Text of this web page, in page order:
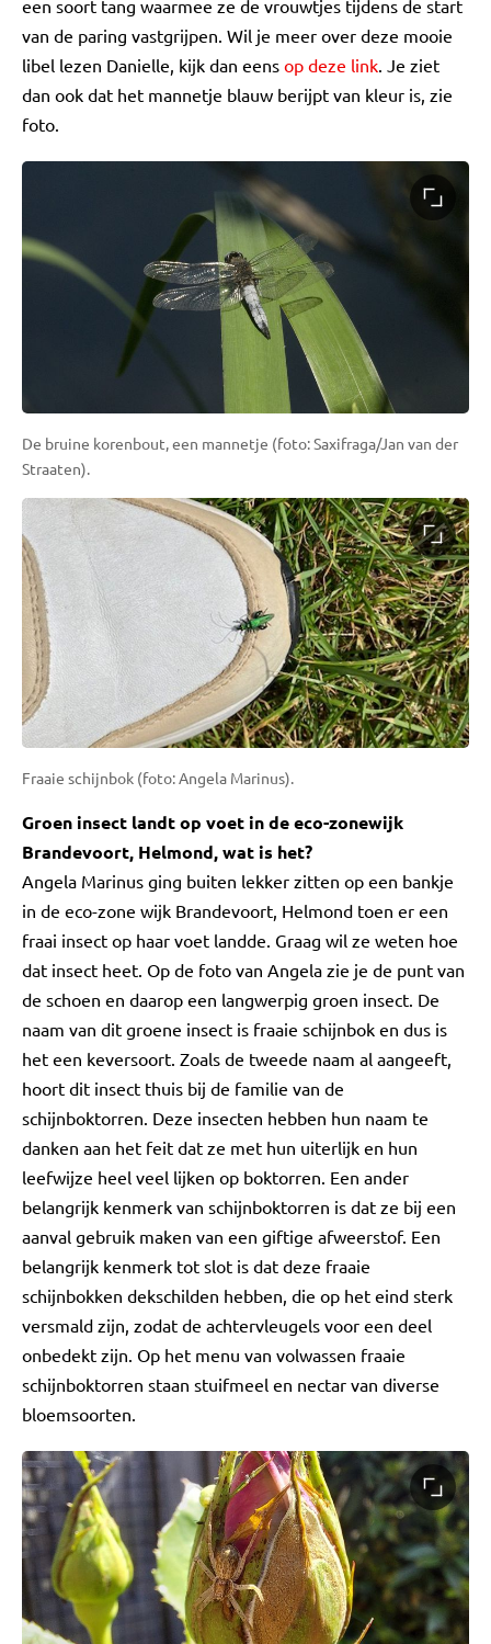
een soort tang waarmee ze de vrouwtjes tijdens de start
van de paring vastgrijpen. Wil je meer over deze mooie
libel lezen Danielle, kijk dan eens op deze link. Je ziet
dan ook dat het mannetje blauw berijpt van kleur is, zie
foto.
De bruine korenbout, een mannetje (foto: Saxifraga/Jan van der
Straaten).
Fraaie schijnbok (foto: Angela Marinus).
Groen insect landt op voet in de eco-zonewijk
Brandevoort, Helmond, wat is het?
Angela Marinus ging buiten lekker zitten op een bankje
in de eco-zone wijk Brandevoort, Helmond toen er een
fraai insect op haar voet landde. Graag wil ze weten hoe
dat insect heet. Op de foto van Angela zie je de punt van
de schoen en daarop een langwerpig groen insect. De
naam van dit groene insect is fraaie schijnbok en dus is
het een keversoort. Zoals de tweede naam al aangeeft,
hoort dit insect thuis bij de familie van de
schijnboktorren. Deze insecten hebben hun naam te
danken aan het feit dat ze met hun uiterlijk en hun
leefwijze heel veel lijken op boktorren. Een ander
belangrijk kenmerk van schijnboktorren is dat ze bij een
aanval gebruik maken van een giftige afweerstof. Een
belangrijk kenmerk tot slot is dat deze fraaie
schijnbokken dekschilden hebben, die op het eind sterk
versmald zijn, zodat de achtervleugels voor een deel
onbedekt zijn. Op het menu van volwassen fraaie
schijnboktorren staan stuifmeel en nectar van diverse
bloemsoorten.